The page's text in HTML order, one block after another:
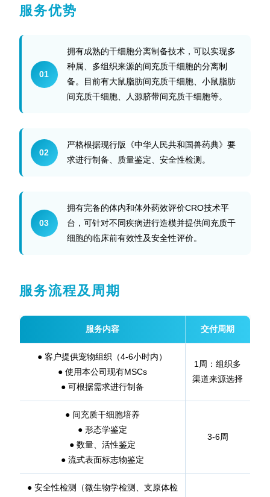
服务优势
01
拥有成熟的干细胞分离制备技术，可以实现多
种属、多组织来源的间充质干细胞的分离制
备。目前有大鼠脂肪间充质干细胞、小鼠脂肪
间充质干细胞、人源脐带间充质干细胞等。
02
严格根据现行版《中华人民共和国兽药典》要
求进行制备、质量鉴定、安全性检测。
03
拥有完备的体内和体外药效评价CRO技术平
台，可针对不同疾病进行造模并提供间充质干
细胞的临床前有效性及安全性评价。
服务流程及周期
服务内容 交付周期
● 客户提供宠物组织（4-6小时内）
● 使用本公司现有MSCs
● 可根据需求进行制备
1周：组织多
渠道来源选择
● 间充质干细胞培养
● 形态学鉴定
● 数量、活性鉴定
● 流式表面标志物鉴定
3-6周
● 安全性检测（微生物学检测、支原体检